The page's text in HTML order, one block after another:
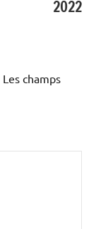
2022
Les champs